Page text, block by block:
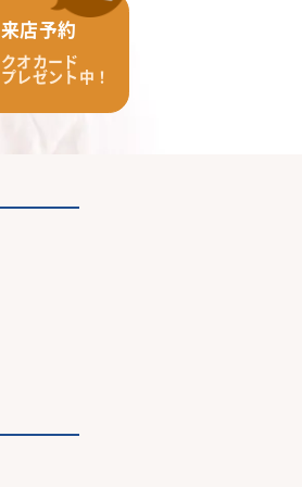
来店予約
クオカード
プレゼント中！